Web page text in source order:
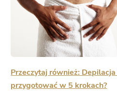
Przeczytaj również:
przygotować w 5 krokach?